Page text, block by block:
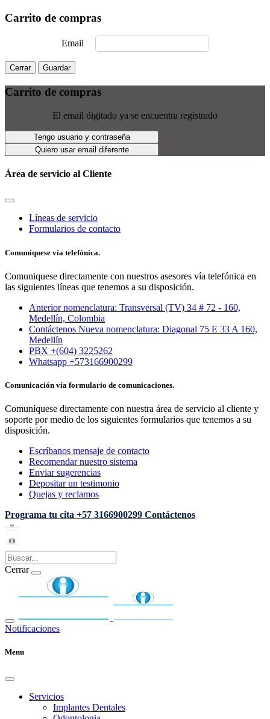
Carrito de compras
Email
Cerrar Guardar
Carrito de compras
El email digitado ya se encuentra registrado
Tengo usuario y contraseña
Quiero usar email diferente
Área de servicio al Cliente
Líneas de servicio
Formularios de contacto
Comuniquese vía telefónica.
Comuniquese directamente con nuestros asesores vía telefónica en
las siguientes líneas que tenemos a su disposición.
Anterior nomenclatura: Transversal (TV) 34 # 72 - 160,
Medellín, Colombia
Contáctenos Nueva nomenclatura: Diagonal 75 E 33 A 160,
Medellín
PBX +(604) 3225262
Whatsapp +573166900299
Comunicación vía formulario de comunicaciones.
Comuníquese directamente con nuestra área de servicio al cliente y
soporte por medio de los siguientes formularios que tenemos a su
disposición.
Escríbanos mensaje de contacto
Recomendar nuestro sistema
Enviar sugerencias
Depositar un testimonio
Quejas y reclamos
Programa tu cita +57 3166900299 Contáctenos
Cerrar
Notificaciones
Menu
Servicios
Implantes Dentales